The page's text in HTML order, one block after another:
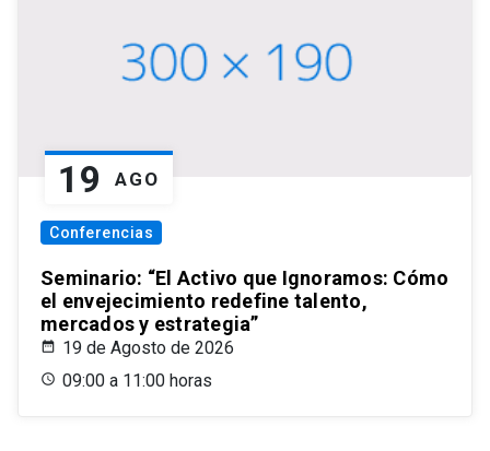
19 AGO
Conferencias
Seminario: “El Activo que Ignoramos: Cómo
el envejecimiento redefine talento,
mercados y estrategia”
19 de Agosto de 2026
09:00 a 11:00 horas